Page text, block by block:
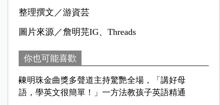
整理撰文／游資芸
圖片來源／詹明芫IG、Threads
你也可能喜歡
陳明珠金曲獎多聲道主持驚艷全場，「講好母
語，學英文很簡單！」一方法教孩子英語精通